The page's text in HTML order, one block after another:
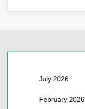
July 2026
February 2026